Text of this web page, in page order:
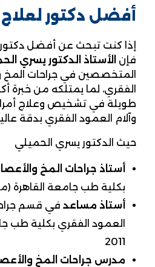
أفضل دكتور لعلاج
إذا كنت تبحث عن أفضل دكتور
فإن الأستاذ الدكتور يسري
المتخصصين في جراحات المخ
الفقري، لما يمتلكه من خبرة
طويلة في تشخيص وعلاج
وآلام العمود الفقري بدقة
حيث الدكتور يسري الحميلي
أستاذ جراحات المخ
بكلية طب جامعة القاهرة (منذ 2011 حتى
أستاذ مساعد في قسم
2011
مدرس جراحات المخ